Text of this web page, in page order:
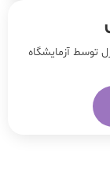
توسط آزمایشگاه